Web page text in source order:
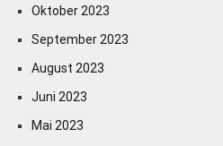
Oktober 2023
September 2023
August 2023
Juni 2023
Mai 2023